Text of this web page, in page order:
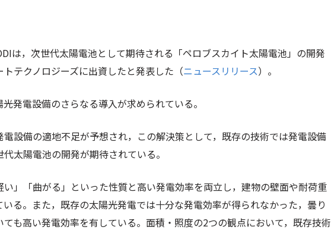
は，次世代太陽電池として期待される「ペロブスカイト太陽電池」の開発
テクノロジーズに出資したと発表した（ニュースリリース）。
発電設備のさらなる導入が求められている。
設備の適地不足が予想され，この解決策として，既存の技術では発電設備
太陽電池の開発が期待されている。
」「曲がる」といった性質と高い発電効率を両立し，建物の壁面や耐荷重
る。また，既存の太陽光発電では十分な発電効率が得られなかった，曇り
も高い発電効率を有している。面積・照度の2つの観点において，既存技術